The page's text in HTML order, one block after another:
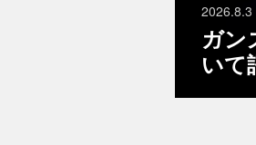
2026.8.3
ガン
いて